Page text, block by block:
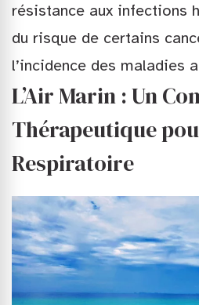
résistance aux infections
du risque de certains
l’incidence des maladies
L’Air Marin : Un
Thérapeutique
Respiratoire